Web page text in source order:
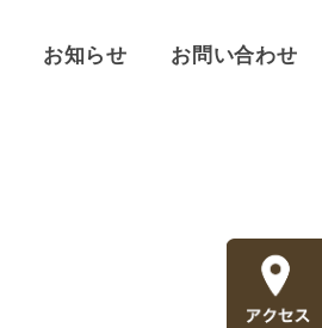
お知らせ お問い合わせ